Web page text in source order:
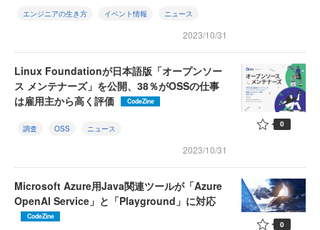
エンジニアの生き方 イベント情報 ニュース
2023/10/31
Linux Foundationが日本語版「オープンソー
ス メンテナーズ」を公開、38％がOSSの仕事
は雇用主から高く評価
CodeZine
調査 OSS ニュース
2023/10/31
0
Microsoft Azure用Java関連ツールが「Azure
OpenAI Service」と「Playground」に対応
CodeZine
0